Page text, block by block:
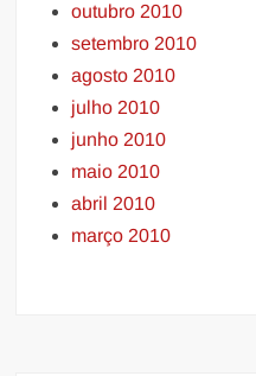
outubro 2010
setembro 2010
agosto 2010
julho 2010
junho 2010
maio 2010
abril 2010
março 2010